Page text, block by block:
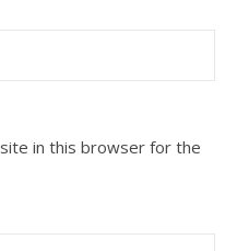
in this browser for the